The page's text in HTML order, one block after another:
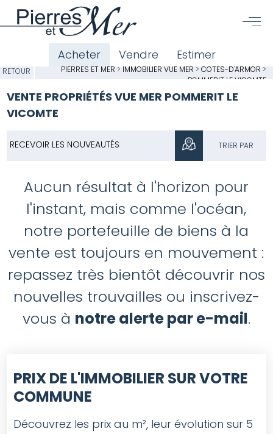
Acheter Vendre Estimer
RETOUR PIERRES ET MER > IMMOBILIER VUE MER > CÔTES-D'ARMOR >
POMMERIT LE VICOMTE
VENTE PROPRIÉTÉS VUE MER POMMERIT LE
VICOMTE
TRIER PAR
RECEVOIR LES NOUVEAUTÉS
Aucun résultat à l'horizon pour
l'instant, mais comme l'océan,
notre portefeuille de biens à la
vente est toujours en mouvement :
repassez très bientôt découvrir nos
nouvelles trouvailles ou inscrivez-
vous à notre alerte par e-mail.
PRIX DE L'IMMOBILIER SUR VOTRE
COMMUNE
Découvrez les prix au m², leur évolution sur 5